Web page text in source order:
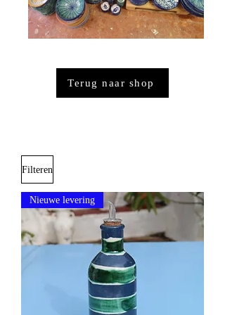
Terug naar shop
Filteren
Nieuwe levering